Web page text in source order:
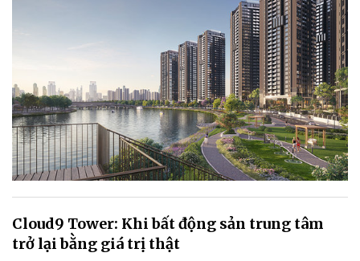
Cloud9 Tower: Khi bất động sản trung tâm
trở lại bằng giá trị thật